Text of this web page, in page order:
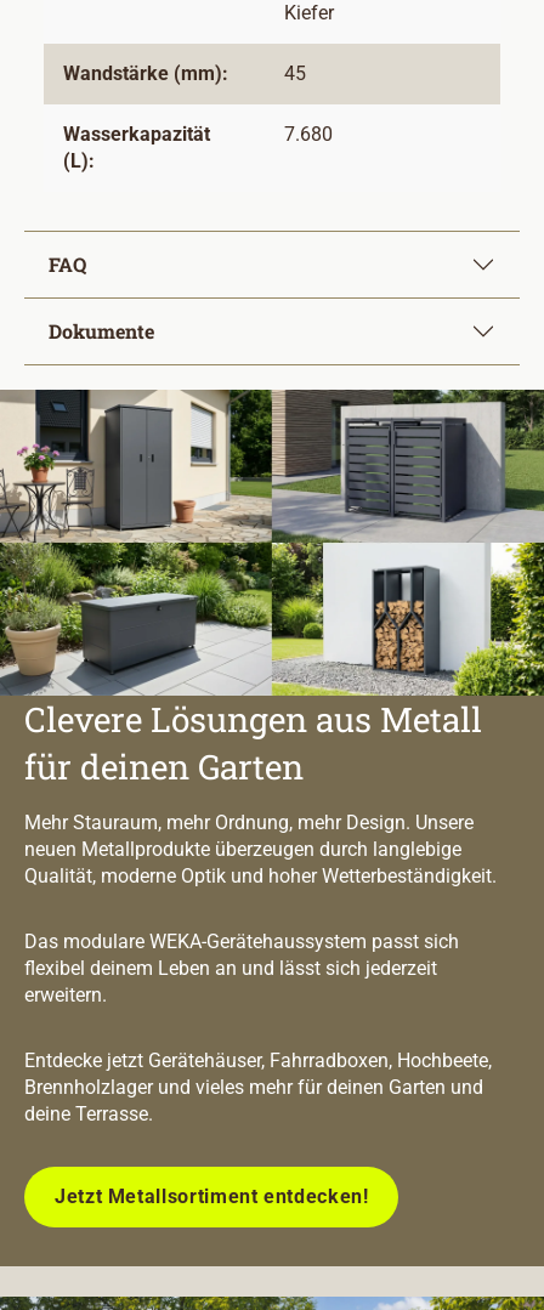
Kiefer
Wandstärke (mm): 45
Wasserkapazität
(L):
7.680
FAQ
Dokumente
Clevere Lösungen aus Metall
für deinen Garten
Mehr Stauraum, mehr Ordnung, mehr Design. Unsere
neuen Metallprodukte überzeugen durch langlebige
Qualität, moderne Optik und hoher Wetterbeständigkeit.
Das modulare WEKA-Gerätehaussystem passt sich
flexibel deinem Leben an und lässt sich jederzeit
erweitern.
Entdecke jetzt Gerätehäuser, Fahrradboxen, Hochbeete,
Brennholzlager und vieles mehr für deinen Garten und
deine Terrasse.
Jetzt Metallsortiment entdecken!